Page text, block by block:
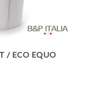
/ ECO EQUO